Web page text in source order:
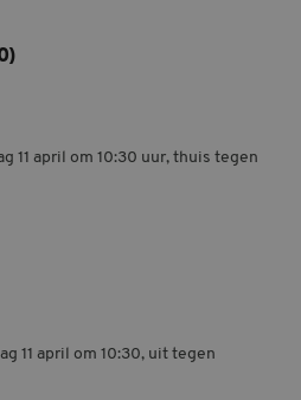
11 april om 10:30 uur, thuis tegen
11 april om 10:30, uit tegen